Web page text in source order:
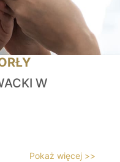
W
Pokaż więcej >>